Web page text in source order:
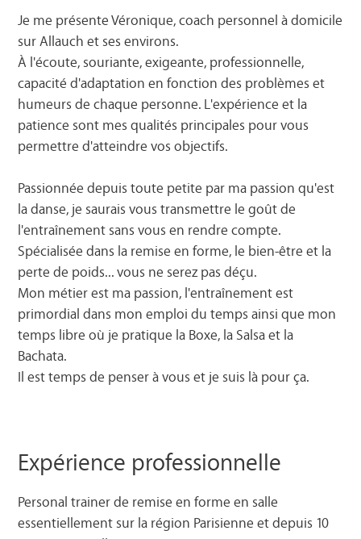
Je me présente Véronique, coach personnel à domicile
sur Allauch et ses environs.
À l'écoute, souriante, exigeante, professionnelle,
capacité d'adaptation en fonction des problèmes et
humeurs de chaque personne. L'expérience et la
patience sont mes qualités principales pour vous
permettre d'atteindre vos objectifs.
Passionnée depuis toute petite par ma passion qu'est
la danse, je saurais vous transmettre le goût de
l'entraînement sans vous en rendre compte.
Spécialisée dans la remise en forme, le bien-être et la
perte de poids... vous ne serez pas déçu.
Mon métier est ma passion, l'entraînement est
primordial dans mon emploi du temps ainsi que mon
temps libre où je pratique la Boxe, la Salsa et la
Bachata.
Il est temps de penser à vous et je suis là pour ça.
Expérience professionnelle
Personal trainer de remise en forme en salle
essentiellement sur la région Parisienne et depuis 10